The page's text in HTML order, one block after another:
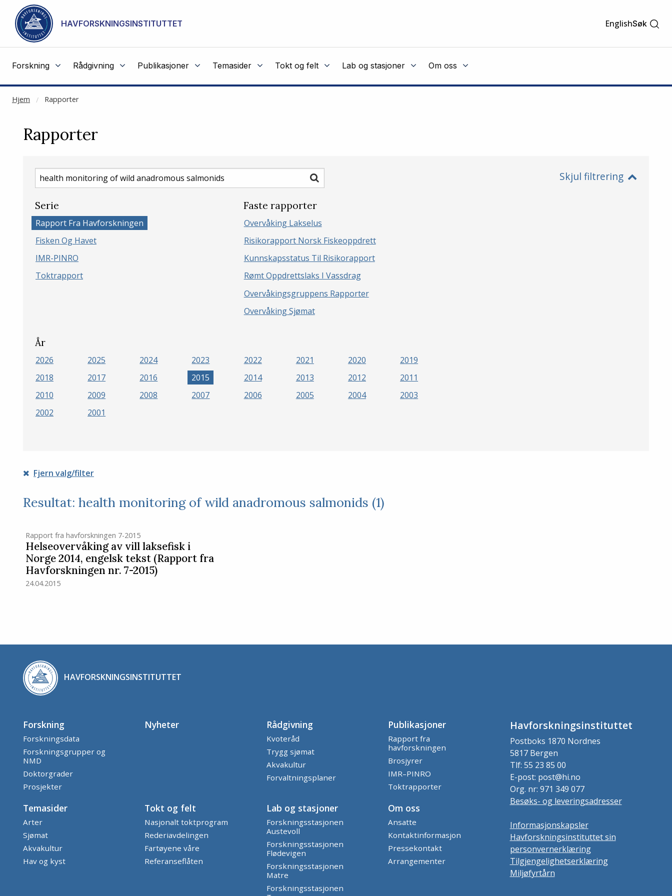
Gå til hovedinnhold
HAVFORSKNINGSINSTITUTTET EnglishSøk
Forskning Rådgivning Publikasjoner Temasider Tokt og felt Lab og stasjoner Om oss
Hjem Rapporter
NOT CACHED
Rapporter
Søk
etter
rapporter
Søk Skjul filtrering
Serie
Rapport Fra Havforskningen
Fisken Og Havet
IMR-PINRO
Toktrapport
Faste rapporter
Overvåking Lakselus
Risikorapport Norsk Fiskeoppdrett
Kunnskapsstatus Til Risikorapport
Rømt Oppdrettslaks I Vassdrag
Overvåkingsgruppens Rapporter
Overvåking Sjømat
År
2026 2025 2024 2023 2022 2021 2020
2019
2018
2017 2016 2015 2014 2013 2012
2011
2010
2009 2008 2007 2006 2005 2004
2003
2002
2001
Fjern valg/filter
Resultat: health monitoring of wild anadromous salmonids (1)
Rapport fra havforskningen 7-2015
Helseovervåking av vill laksefisk i
Norge 2014, engelsk tekst (Rapport fra
Havforskningen nr. 7-2015)
24.04.2015
HAVFORSKNINGSINSTITUTTET
Forskning
Forskningsdata
Forskningsgrupper og
NMD
Doktorgrader
Prosjekter
Nyheter Rådgivning
Kvoteråd
Trygg sjømat
Akvakultur
Forvaltningsplaner
Publikasjoner
Rapport fra
havforskningen
Brosjyrer
IMR–PINRO
Toktrapporter
Temasider
Arter
Sjømat
Akvakultur
Hav og kyst
Tokt og felt
Nasjonalt toktprogram
Rederiavdelingen
Fartøyene våre
Referanseflåten
Lab og stasjoner
Forskningsstasjonen
Austevoll
Forskningsstasjonen
Flødevigen
Forskningsstasjonen
Matre
Forskningsstasjonen
Om oss
Ansatte
Kontaktinformasjon
Pressekontakt
Arrangementer
Havforskningsinstituttet
Postboks 1870 Nordnes
5817 Bergen
Tlf: 55 23 85 00
E-post: post@hi.no
Org. nr: 971 349 077
Besøks- og leveringsadresser
Informasjonskapsler
Havforskningsinstituttet sin
personvernerklæring
Tilgjengelighetserklæring
Miljøfyrtårn